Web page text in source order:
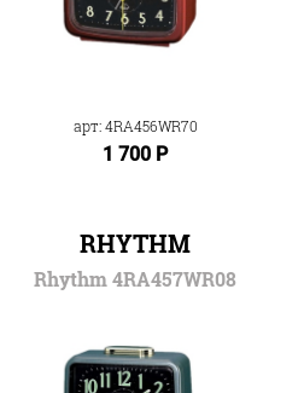
арт: 4RA456WR70
1 700 Р
RHYTHM
Rhythm 4RA457WR08